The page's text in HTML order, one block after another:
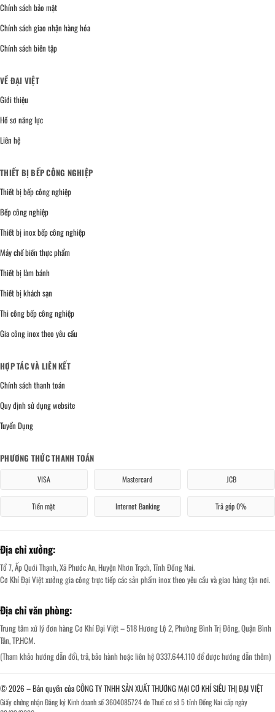
Chính sách bảo mật
Chính sách giao nhận hàng hóa
Chính sách biên tập
VỀ ĐẠI VIỆT
Giới thiệu
Hồ sơ năng lực
Liên hệ
THIẾT BỊ BẾP CÔNG NGHIỆP
Thiết bị bếp công nghiệp
Bếp công nghiệp
Thiết bị inox bếp công nghiệp
Máy chế biến thực phẩm
Thiết bị làm bánh
Thiết bị khách sạn
Thi công bếp công nghiệp
Gia công inox theo yêu cầu
HỢP TÁC VÀ LIÊN KẾT
Chính sách thanh toán
Quy định sử dụng website
Tuyển Dụng
PHƯƠNG THỨC THANH TOÁN
VISA Mastercard JCB
Tiền mặt Internet Banking Trả góp 0%
Địa chỉ xưởng:
Tổ 7, Ấp Quới Thạnh, Xã Phước An, Huyện Nhơn Trạch, Tỉnh Đồng Nai.
Cơ Khí Đại Việt xưởng gia công trực tiếp các sản phẩm inox theo yêu cầu và giao hàng tận nơi.
Địa chỉ văn phòng:
Trung tâm xử lý đơn hàng Cơ Khí Đại Việt – 518 Hương Lộ 2, Phường Bình Trị Đông, Quận Bình
Tân, TP.HCM.
(Tham khảo hướng dẫn đổi, trả, bảo hành hoặc liên hệ 0337.644.110 để được hướng dẫn thêm)
© 2026 – Bản quyền của CÔNG TY TNHH SẢN XUẤT THƯƠNG MẠI CƠ KHÍ SIÊU THỊ ĐẠI VIỆT
Giấy chứng nhận Đăng ký Kinh doanh số 3604085724 do Thuế cơ sở 5 tỉnh Đồng Nai cấp ngày